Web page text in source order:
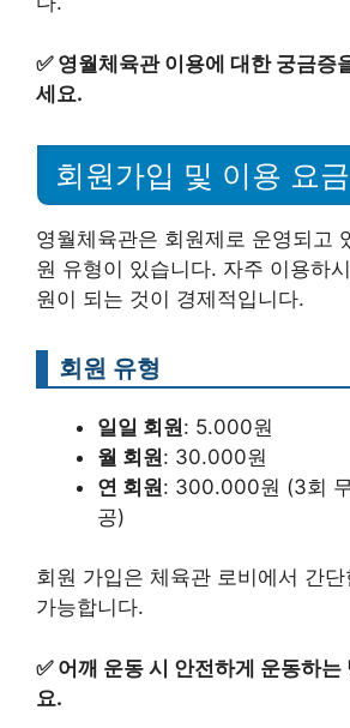
✅ 영월체육관 이용에 대한 궁금증
세요.
회원가입 및 이용 요금
영월체육관은 회원제로 운영되고
원 유형이 있습니다. 자주 이용하
원이 되는 것이 경제적입니다.
회원 유형
일일 회원: 5.000원
월 회원: 30.000원
연 회원: 300.000원 (3회
공)
회원 가입은 체육관 로비에서 간
가능합니다.
✅ 어깨 운동 시 안전하게 운동하는
요.